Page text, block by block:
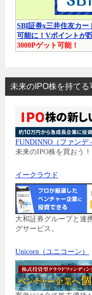
SBI証券x三井住友カー
可能に！Vポイントが
3000Pゲット可能！
未来のIPO株を持てる
FUNDINNO（ファンデ
未来のIPO株を買おう！
イークラウド
大和証券グループと連
グサービス。
Unicorn（ユニコーン）